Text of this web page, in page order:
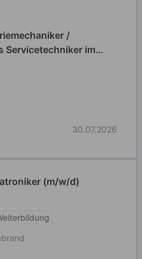
/
Servicetechniker im
(m/w/d)
30.07.2026
(m/w/d)